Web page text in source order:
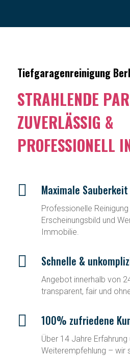
Tiefgaragenreinigung
STRAHLENDE
ZUVERLÄSSIG &
PROFESSIONELL
 Maximale
Professionelle
Erscheinungsbild und
Immobilie.
 Schnelle &
Angebot innerhalb von
transparent, fair und
 100% zufriedene
Über 14 Jahre Erfahrung
Weiterempfehlung – wir